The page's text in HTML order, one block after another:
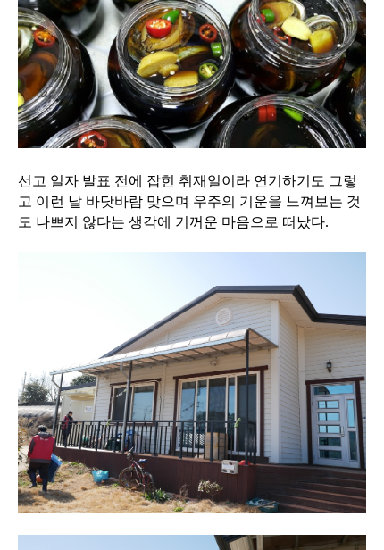
선고 일자 발표 전에 잡힌 취재일이라 연기하기도 그렇
고 이런 날 바닷바람 맞으며 우주의 기운을 느껴보는 것
도 나쁘지 않다는 생각에 기꺼운 마음으로 떠났다.